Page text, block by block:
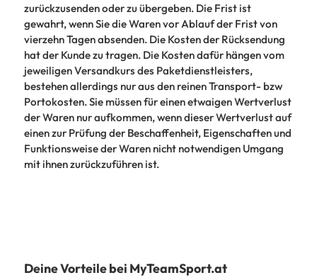
zurückzusenden oder zu übergeben. Die Frist ist
gewahrt, wenn Sie die Waren vor Ablauf der Frist von
vierzehn Tagen absenden. Die Kosten der Rücksendung
hat der Kunde zu tragen. Die Kosten dafür hängen vom
jeweiligen Versandkurs des Paketdienstleisters,
bestehen allerdings nur aus den reinen Transport- bzw
Portokosten. Sie müssen für einen etwaigen Wertverlust
der Waren nur aufkommen, wenn dieser Wertverlust auf
einen zur Prüfung der Beschaffenheit, Eigenschaften und
Funktionsweise der Waren nicht notwendigen Umgang
mit ihnen zurückzuführen ist.
Deine Vorteile bei MyTeamSport.at